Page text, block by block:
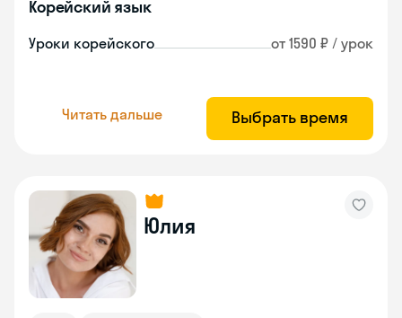
Корейский язык
Уроки корейского от 1590 ₽ / урок
Читать дальше Выбрать время
Юлия